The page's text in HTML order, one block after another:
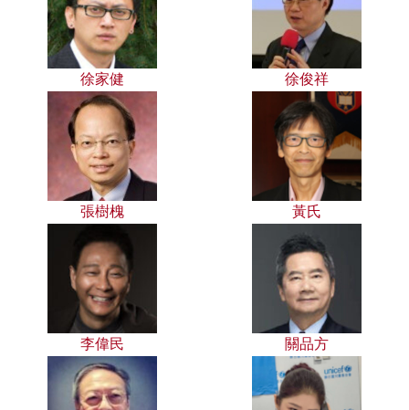
徐家健 徐俊祥
張樹槐 黃氏
李偉民 關品方